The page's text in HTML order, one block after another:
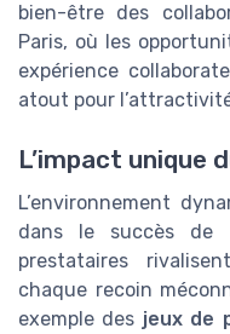
bien-être des
Paris, où les
expérience
atout pour
L’impact unique
L’environnement
dans le succès de
prestataires
chaque recoin
exemple des jeux de